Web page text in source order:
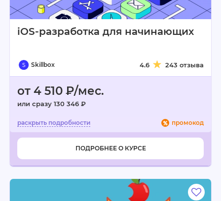
iOS-разработка для начинающих
Skillbox 4.6 243 отзыва
от 4 510 ₽/мес.
или сразу 130 346 ₽
промокод
ПОДРОБНЕЕ О КУРСЕ